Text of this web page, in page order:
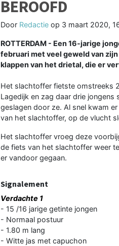
BEROOFD
Door Redactie op 3 maart 2020,
ROTTERDAM - Een 16-jarige
februari met veel geweld van
klappen van het drietal, die er
Het slachtoffer fietste omstreeks
Lagedijk en zag daar drie
geslagen door ze. Al snel kwam
van het slachtoffer, op de vlucht
Het slachtoffer vroeg deze
de fiets van het slachtoffer weer
er vandoor gegaan.
Signalement
Verdachte 1
- 15 /16 jarige getinte jongen
- Normaal postuur
- 1.80 m lang
- Witte jas met capuchon